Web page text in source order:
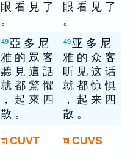
眼 看 見 了
。
眼 看 见 了
。
49 亞 多 尼
雅 的 眾 客
聽 見 這 話
就 都 驚 懼
， 起 來 四
散 。
49 亚 多 尼
雅 的 众 客
听 见 这 话
就 都 惊 惧
， 起 来 四
散 。
CUVT CUVS